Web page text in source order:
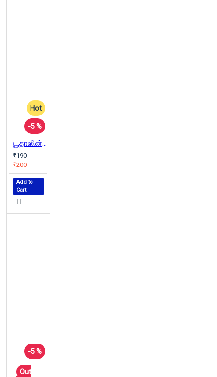
Hot
-5 %
யூதாஸின் நற்செய்தி | Yudasinte Suvisesham
₹190
₹200
Add to
Cart
-5 %
Out